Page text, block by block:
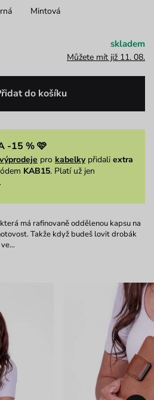
Mintová
skladem
Můžete mít již 11. 08.
do košíku
-15 % 🩷
pro kabelkypřidali extra
KAB15. Platí už jen
má rafinovaně oddělenou kapsu na
Takže když budeš lovit drobák
ve…